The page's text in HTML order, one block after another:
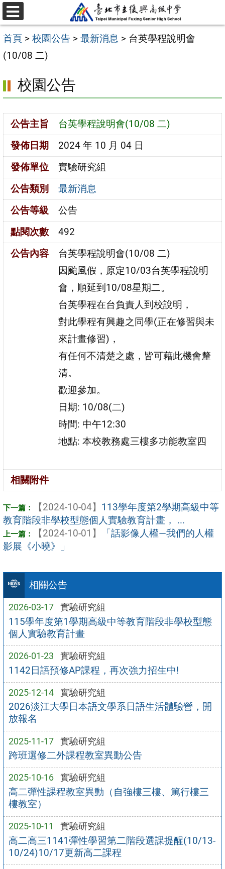
跳
至
主
要
容
區
選
單
首頁 > 校園公告 > 最新消息 > 台英學程說明會
(10/08 二)
相關公告
2026-03-17 實驗研究組
115學年度第1學期高級中等教育階段非學校型態
個人實驗教育計畫
2026-01-23 實驗研究組
1142日語預修AP課程，再次強力招生中!
2025-12-14 實驗研究組
2026淡江大學日本語文學系日語生活體驗營，開
放報名
2025-11-17 實驗研究組
跨班選修二外課程教室異動公告
2025-10-16 實驗研究組
高二彈性課程教室異動（自強樓三樓、篤行樓三
樓教室）
2025-10-11 實驗研究組
高二高三1141彈性學習第二階段選課提醒(10/13-
10/24)10/17更新高二課程
校園公告
公告主旨
台英學程說明會(10/08 二)
發佈日期
2024 年 10 月 04 日
發佈單位
實驗研究組
公告類別
最新消息
公告等級
公告
點閱次數
492
公告內容
台英學程說明會(10/08 二)
因颱風假，原定10/03台英學程說明
會，順延到10/08星期二。
台英學程在台負責人到校說明，
對此學程有興趣之同學(正在修習與未
來計畫修習)，
有任何不清楚之處，皆可藉此機會釐
清。
歡迎參加。
日期: 10/08(二)
時間: 中午12:30
地點: 本校教務處三樓多功能教室四
相關附件
【2024-10-04】 113學年度第2學期高級中等
教育階段非學校型態個人實驗教育計畫， ...
【2024-10-01】
「話影像人權—我們的人權
影展《小曉》」